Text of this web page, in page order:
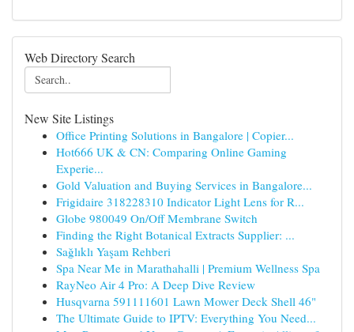
Web Directory Search
New Site Listings
Office Printing Solutions in Bangalore | Copier...
Hot666 UK & CN: Comparing Online Gaming
Experie...
Gold Valuation and Buying Services in Bangalore...
Frigidaire 318228310 Indicator Light Lens for R...
Globe 980049 On/Off Membrane Switch
Finding the Right Botanical Extracts Supplier: ...
Sağlıklı Yaşam Rehberi
Spa Near Me in Marathahalli | Premium Wellness Spa
RayNeo Air 4 Pro: A Deep Dive Review
Husqvarna 591111601 Lawn Mower Deck Shell 46"
The Ultimate Guide to IPTV: Everything You Need...